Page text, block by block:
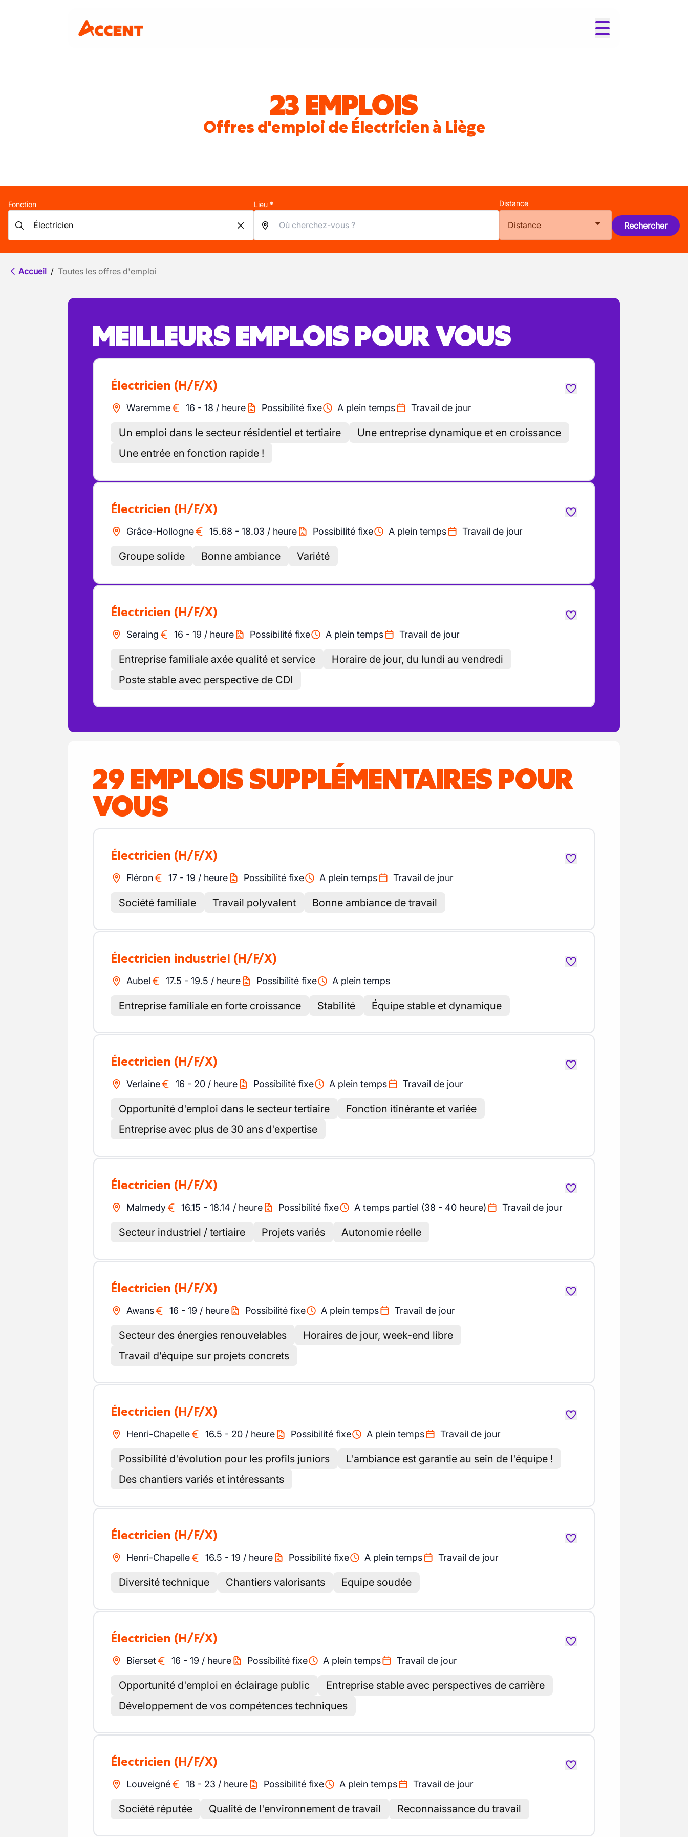
23 EMPLOIS
Offres d'emploi de Électricien à Liège
Fonction Lieu * Distance
Distance Rechercher
Accueil / Toutes les offres d'emploi
MEILLEURS EMPLOIS POUR VOUS
Électricien (H/F/X)
Waremme 16 - 18 / heure Possibilité fixe A plein temps Travail de jour
Un emploi dans le secteur résidentiel et tertiaire
Une entreprise dynamique et en croissance
Une entrée en fonction rapide !
Électricien (H/F/X)
Grâce-Hollogne 15.68 - 18.03 / heure Possibilité fixe A plein temps Travail de jour
Groupe solide Bonne ambiance Variété
Électricien (H/F/X)
Seraing 16 - 19 / heure Possibilité fixe A plein temps Travail de jour
Entreprise familiale axée qualité et service
Horaire de jour, du lundi au vendredi
Poste stable avec perspective de CDI
29 EMPLOIS SUPPLÉMENTAIRES POUR
VOUS
Électricien (H/F/X)
Fléron 17 - 19 / heure Possibilité fixe A plein temps Travail de jour
Société familiale Travail polyvalent Bonne ambiance de travail
Électricien industriel (H/F/X)
Aubel 17.5 - 19.5 / heure Possibilité fixe A plein temps
Entreprise familiale en forte croissance Stabilité Équipe stable et dynamique
Électricien (H/F/X)
Verlaine 16 - 20 / heure Possibilité fixe A plein temps Travail de jour
Opportunité d'emploi dans le secteur tertiaire
Fonction itinérante et variée
Entreprise avec plus de 30 ans d'expertise
Électricien (H/F/X)
Malmedy 16.15 - 18.14 / heure Possibilité fixe A temps partiel (38 - 40 heure) Travail de jour
Secteur industriel / tertiaire Projets variés Autonomie réelle
Électricien (H/F/X)
Awans 16 - 19 / heure Possibilité fixe A plein temps Travail de jour
Secteur des énergies renouvelables
Horaires de jour, week-end libre
Travail d’équipe sur projets concrets
Électricien (H/F/X)
Henri-Chapelle 16.5 - 20 / heure Possibilité fixe A plein temps Travail de jour
Possibilité d'évolution pour les profils juniors
L'ambiance est garantie au sein de l'équipe !
Des chantiers variés et intéressants
Électricien (H/F/X)
Henri-Chapelle 16.5 - 19 / heure Possibilité fixe A plein temps Travail de jour
Diversité technique Chantiers valorisants Equipe soudée
Électricien (H/F/X)
Bierset 16 - 19 / heure Possibilité fixe A plein temps Travail de jour
Opportunité d'emploi en éclairage public
Entreprise stable avec perspectives de carrière
Développement de vos compétences techniques
Électricien (H/F/X)
Louveigné 18 - 23 / heure Possibilité fixe A plein temps Travail de jour
Société réputée Qualité de l'environnement de travail Reconnaissance du travail